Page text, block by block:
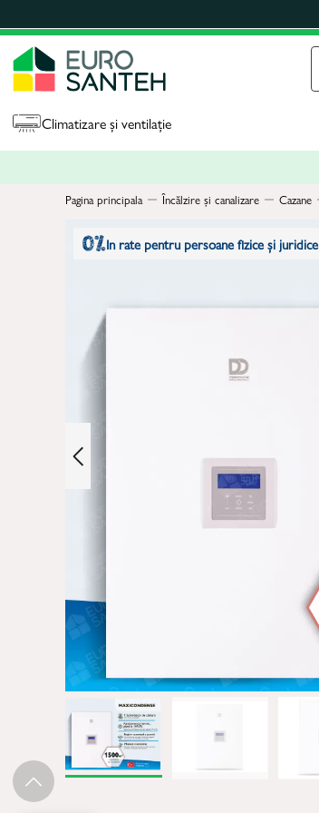
Climatizare și ventilație
Pagina principala Încălzire și canalizare Cazane
In rate pentru persoane fizice și juridice